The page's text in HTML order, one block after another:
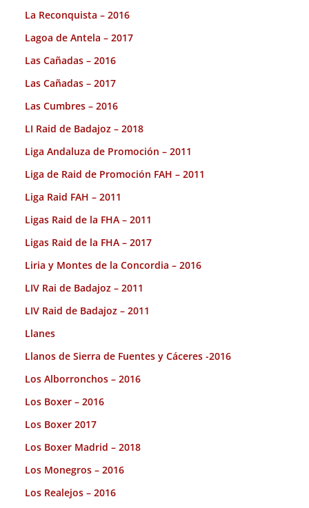
La Reconquista – 2016
Lagoa de Antela – 2017
Las Cañadas – 2016
Las Cañadas – 2017
Las Cumbres – 2016
LI Raid de Badajoz – 2018
Liga Andaluza de Promoción – 2011
Liga de Raid de Promoción FAH – 2011
Liga Raid FAH – 2011
Ligas Raid de la FHA – 2011
Ligas Raid de la FHA – 2017
Liria y Montes de la Concordia – 2016
LIV Rai de Badajoz – 2011
LIV Raid de Badajoz – 2011
Llanes
Llanos de Sierra de Fuentes y Cáceres -2016
Los Alborronchos – 2016
Los Boxer – 2016
Los Boxer 2017
Los Boxer Madrid – 2018
Los Monegros – 2016
Los Realejos – 2016